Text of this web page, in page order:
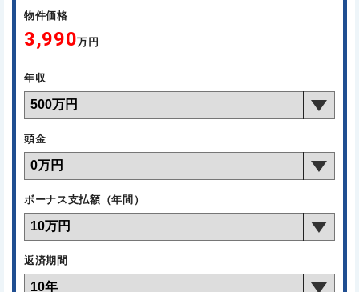
物件価格
3,990万円
年収
頭金
ボーナス支払額（年間）
返済期間